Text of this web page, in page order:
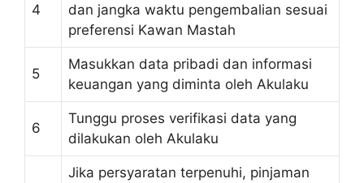
4
dan jangka waktu pengembalian sesuai
preferensi Kawan Mastah
5
Masukkan data pribadi dan informasi
keuangan yang diminta oleh Akulaku
6
Tunggu proses verifikasi data yang
dilakukan oleh Akulaku
Jika persyaratan terpenuhi, pinjaman